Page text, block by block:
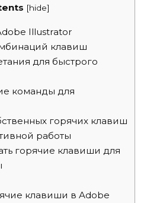
[hide]
Illustrator
клавиш
для быстрого
команды для
горячих клавиш
работы
горячие клавиши для
клавиши в Adobe